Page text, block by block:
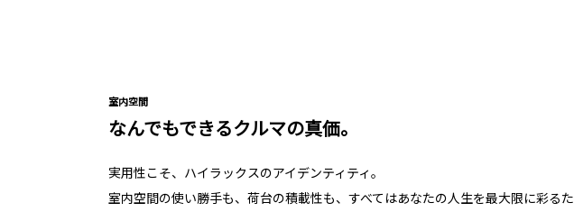
室内空間
なんでもできるクルマの真価。
実用性こそ、ハイラックスのアイデンティティ。
室内空間の使い勝手も、荷台の積載性も、すべてはあなたの人生を最大限に彩るた